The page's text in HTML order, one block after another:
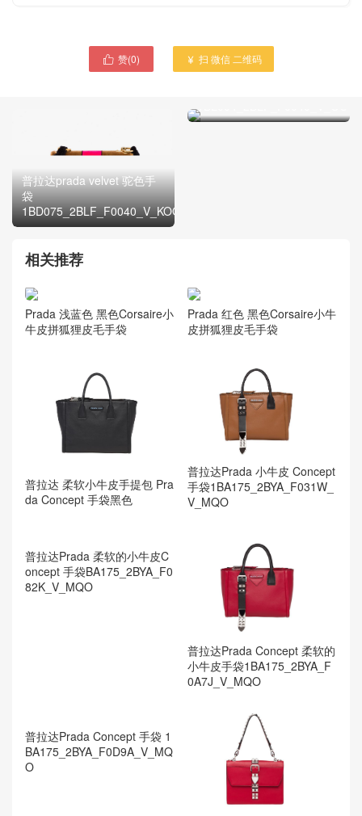
 赞(0)  扫 微信 二维码
普拉达prada velvet 驼色手
袋
1BD075_2BLF_F0040_V_KOO
普拉达prada velvet 驼色手
1BL004_2BLF_F0040_V_OOO
相关推荐
Prada 浅蓝色 黑色Corsaire小
牛皮拼狐狸皮毛手袋
Prada 红色 黑色Corsaire小牛
皮拼狐狸皮毛手袋
普拉达 柔软小牛皮手提包 Pra
da Concept 手袋黑色
普拉达Prada 小牛皮 Concept
手袋1BA175_2BYA_F031W_
V_MQO
普拉达Prada Concept 柔软的
小牛皮手袋1BA175_2BYA_F
0A7J_V_MQO